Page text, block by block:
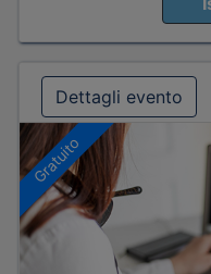
Dettagli evento
Gratuito